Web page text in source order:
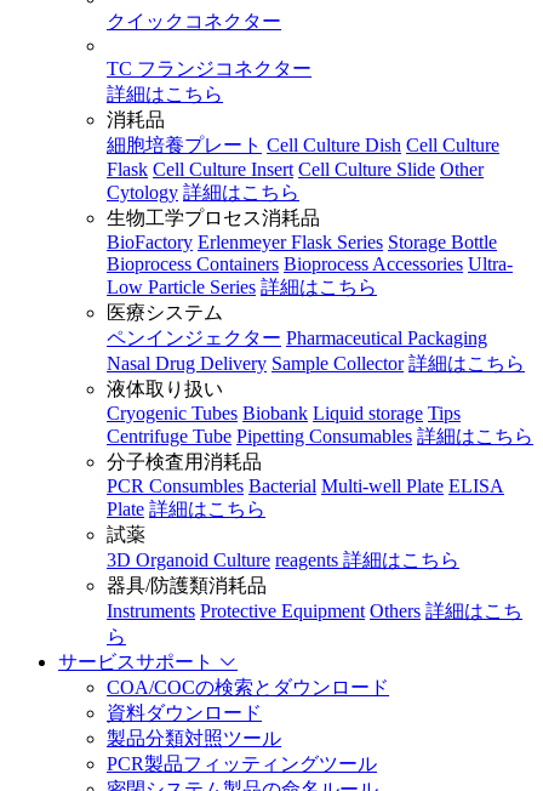
クイックコネクター
TC フランジコネクター
詳細はこちら
消耗品
細胞培養プレート Cell Culture Dish Cell Culture
Flask Cell Culture Insert Cell Culture Slide Other
Cytology 詳細はこちら
生物工学プロセス消耗品
BioFactory Erlenmeyer Flask Series Storage Bottle
Bioprocess Containers Bioprocess Accessories Ultra-
Low Particle Series 詳細はこちら
医療システム
ペンインジェクター Pharmaceutical Packaging
Nasal Drug Delivery Sample Collector 詳細はこちら
液体取り扱い
Cryogenic Tubes Biobank Liquid storage Tips
Centrifuge Tube Pipetting Consumables 詳細はこちら
分子検査用消耗品
PCR Consumbles Bacterial Multi-well Plate ELISA
Plate 詳細はこちら
試薬
3D Organoid Culture reagents 詳細はこちら
器具/防護類消耗品
Instruments Protective Equipment Others 詳細はこち
ら
サービスサポート
COA/COCの検索とダウンロード
資料ダウンロード
製品分類対照ツール
PCR製品フィッティングツール